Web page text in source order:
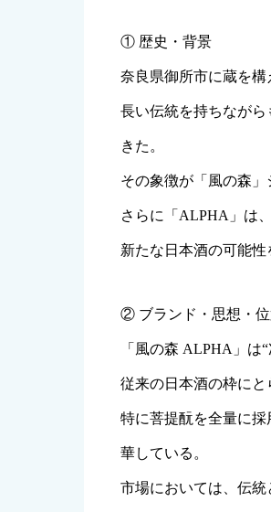
① 歴史・背景
奈良県御所市に蔵を構
長い伝統を持ちなが
きた。
その象徴が「風の森」
さらに「ALPHA」は
新たな日本酒の可能性
② ブランド・思想・
「風の森 ALPHA」は
従来の日本酒の枠にと
特に菩提酛を全量に
華している。
市場においては、伝統